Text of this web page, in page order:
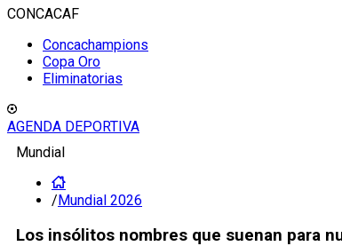
CONCACAF
Concachampions
Copa Oro
Eliminatorias
AGENDA DEPORTIVA
Mundial
/Mundial 2026
Los insólitos nombres que suenan para